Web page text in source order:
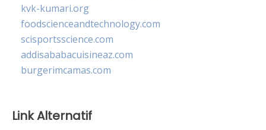
kvk-kumari.org
foodscienceandtechnology.com
scisportsscience.com
addisababacuisineaz.com
burgerimcamas.com
Link Alternatif